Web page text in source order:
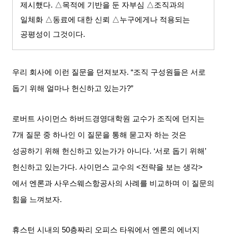
제시했다. △목적에 기반을 둔 자부심 △조직과의
일체화 △동료에 대한 신뢰 △누구에게나 적용되는
공평성이 그것이다.
우리 회사에 이런 질문을 던져보자. “조직 구성원들은 서로
돕기 위해 얼마나 헌신하고 있는가?”
로버트 사이먼스 하버드경영대학원 교수가 조직에 던지는
7개 질문 중 하나인 이 질문을 통해 묻고자 하는 것은
성공하기 위해 헌신하고 있는가가 아니다. ‘서로 돕기 위해 ’
헌신하고 있는가다.사이먼스 교수의 <전략을 보는 생각>
에서 엔론과 사우스웨스항공사의 사례를 비교하며 이 질문의
힘을 느껴보자.
휴스턴 시내의 50층짜리 오피스 타워에서 엔론의 에너지